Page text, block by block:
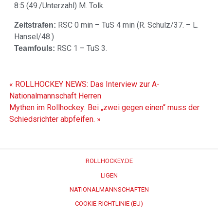
8:5 (49./Unterzahl) M. Tolk.
Zeitstrafen: RSC 0 min – TuS 4 min (R. Schulz/37. – L.
Hansel/48.)
Teamfouls: RSC 1 – TuS 3.
« ROLLHOCKEY NEWS: Das Interview zur A-
Nationalmannschaft Herren
Mythen im Rollhockey: Bei „zwei gegen einen“ muss der
Schiedsrichter abpfeifen. »
ROLLHOCKEY.DE
LIGEN
NATIONALMANNSCHAFTEN
COOKIE-RICHTLINIE (EU)